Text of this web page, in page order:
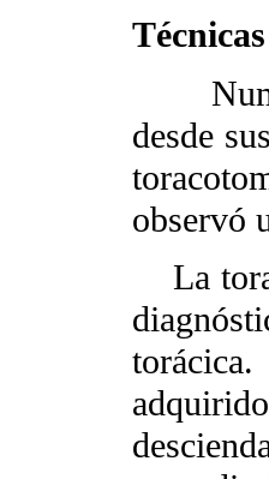
desde
observó
La